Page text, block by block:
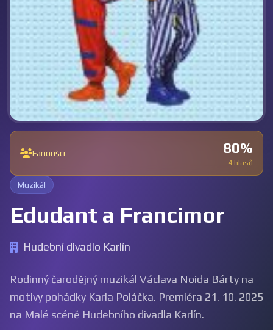
Fanoušci 80%
4 hlasů
Muzikál
Edudant a Francimor
Hudební divadlo Karlín
Rodinný čarodějný muzikál Václava Noida Bárty na
motivy pohádky Karla Poláčka. Premiéra 21. 10. 2025
na Malé scéně Hudebního divadla Karlín.